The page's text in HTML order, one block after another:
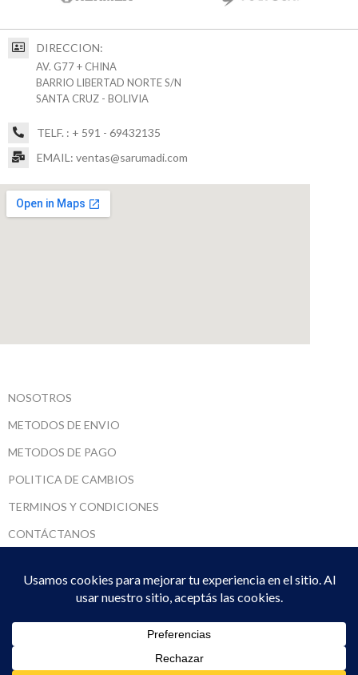
DIRECCION:
AV. G77 + CHINA
BARRIO LIBERTAD NORTE S/N
SANTA CRUZ - BOLIVIA
TELF. : + 591 - 69432135
EMAIL: ventas@sarumadi.com
NOSOTROS
METODOS DE ENVIO
METODOS DE PAGO
POLITICA DE CAMBIOS
TERMINOS Y CONDICIONES
CONTÁCTANOS
SARUMADI SRL 2022 CREADO PORDPTO. SISTEMAS . PREMIUM E-COMMERCE